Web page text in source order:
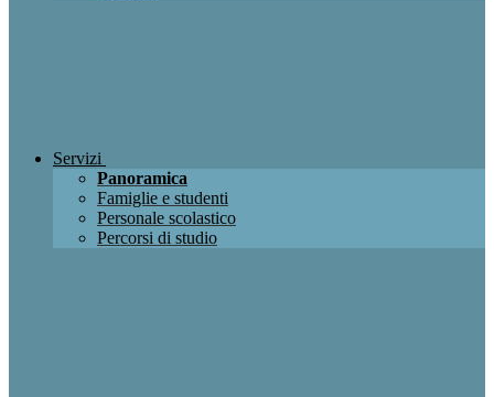
Servizi
Panoramica
Famiglie e studenti
Personale scolastico
Percorsi di studio